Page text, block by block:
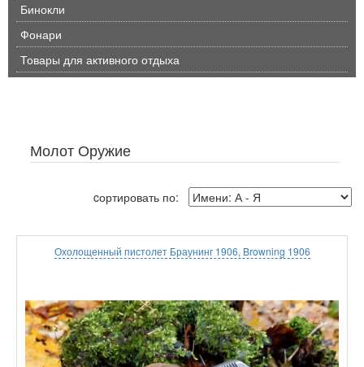
Бинокли
Фонари
Товары для активного отдыха
Молот Оружие
cортировать по:
Охолощенный пистолет Браунинг 1906, Browning 1906